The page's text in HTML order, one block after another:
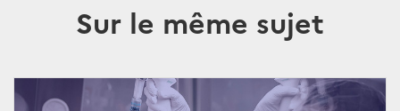
Sur le même sujet